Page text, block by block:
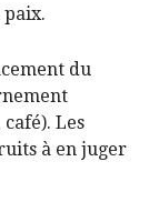
du
Les
à en juger